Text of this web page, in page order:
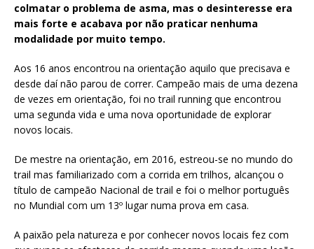
colmatar o problema de asma, mas o desinteresse era
mais forte e acabava por não praticar nenhuma
modalidade por muito tempo.
Aos 16 anos encontrou na orientação aquilo que precisava e
desde daí não parou de correr. Campeão mais de uma dezena
de vezes em orientação, foi no trail running que encontrou
uma segunda vida e uma nova oportunidade de explorar
novos locais.
De mestre na orientação, em 2016, estreou-se no mundo do
trail mas familiarizado com a corrida em trilhos, alcançou o
título de campeão Nacional de trail e foi o melhor português
no Mundial com um 13º lugar numa prova em casa.
A paixão pela natureza e por conhecer novos locais fez com